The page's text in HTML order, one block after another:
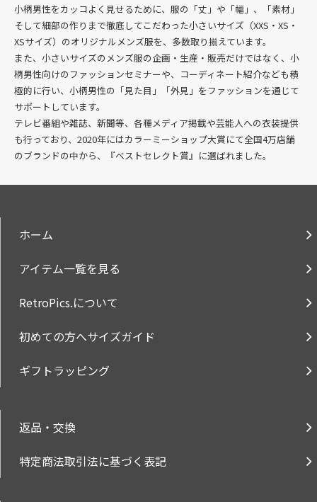
小柄男性をカッコよく見せるために、服の「丈」や「幅」、「素材」
そして細部の作りまで徹底してこだわった小さいサイズ（XXS・XS・
XSサイズ）のオリジナルメンズ服を、多数取り揃えています。
また、小さいサイズのメンズ服の企画・生産・販売だけではなく、小
柄男性向けのファッションセミナーや、コーディネート紹介なども積
極的に行い、小柄男性の「見た目」「外見」をファッションを通じて
サポートしています。
テレビ番組や雑誌、新聞等、各種メディア掲載や芸能人への衣装提供
も行っており、2020年にはカラーミーショップ大賞にて全国4万店舗
のブランドの中から、『ベストセレクト賞』に選ばれました。
ホーム
アイテム一覧を見る
RetroPics.について
初めての方へサイズガイド
ギフトラッピング
返品・交換
特定商法取引法に基づく表記